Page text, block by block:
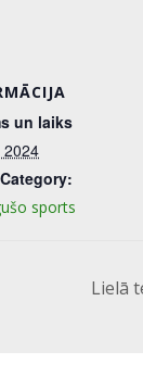
un laiks
2024
sports
Lielā